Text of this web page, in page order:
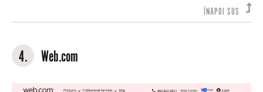
ÎNAPOI SUS
4. Web.com